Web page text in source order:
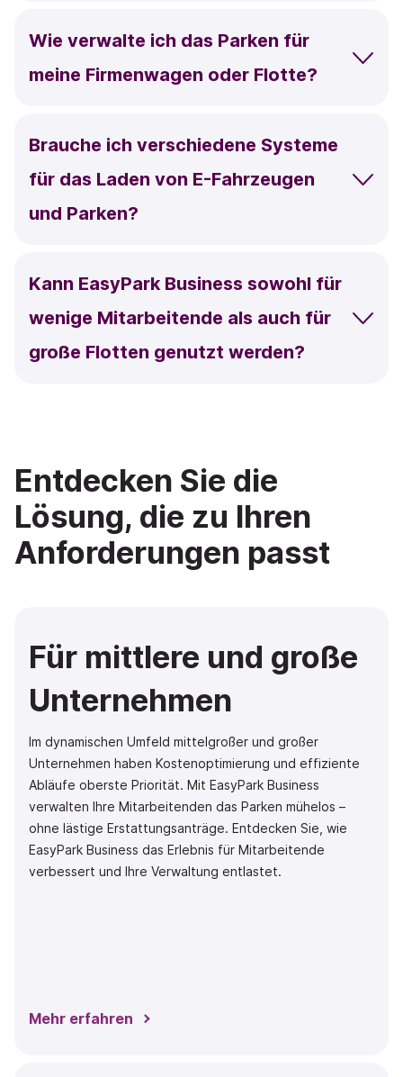
Wie verwalte ich das Parken für
meine Firmenwagen oder Flotte?
Brauche ich verschiedene Systeme
für das Laden von E-Fahrzeugen
und Parken?
Kann EasyPark Business sowohl für
wenige Mitarbeitende als auch für
große Flotten genutzt werden?
Entdecken Sie die
Lösung, die zu Ihren
Anforderungen passt
Für mittlere und große
Unternehmen
Im dynamischen Umfeld mittelgroßer und großer
Unternehmen haben Kostenoptimierung und effiziente
Abläufe oberste Priorität. Mit EasyPark Business
verwalten Ihre Mitarbeitenden das Parken mühelos –
ohne lästige Erstattungsanträge. Entdecken Sie, wie
EasyPark Business das Erlebnis für Mitarbeitende
verbessert und Ihre Verwaltung entlastet.
Mehr erfahren